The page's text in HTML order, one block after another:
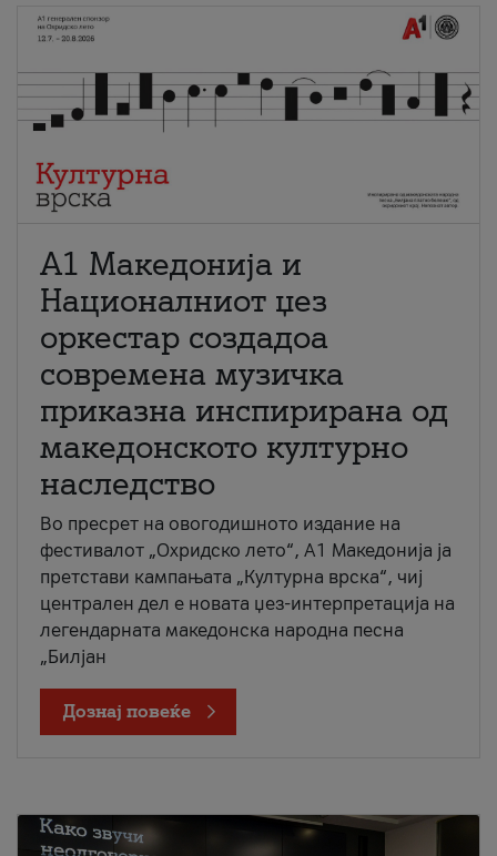
А1 Македонија и
Националниот џез
оркестар создадоа
современа музичка
приказна инспирирана од
македонското културно
наследство
Во пресрет на овогодишното издание на
фестивалот „Охридско лето“, А1 Македонија ја
претстави кампањата „Културна врска“, чиј
централен дел е новата џез-интерпретација на
легендарната македонска народна песна
„Билјан
Дознај повеќе